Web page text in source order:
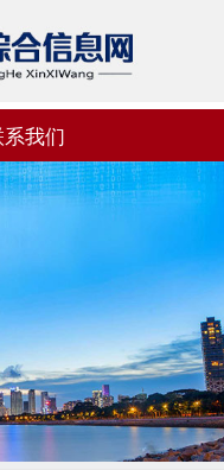
我们